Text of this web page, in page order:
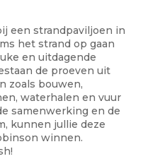
een strandpaviljoen in
het strand op gaan
en uitdagende
de proeven uit
zoals bouwen,
waterhalen en vuur
samenwerking en de
kunnen jullie deze
winnen.